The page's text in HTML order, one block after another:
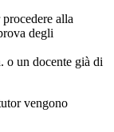
alla
degli
o un docente già di
vengono